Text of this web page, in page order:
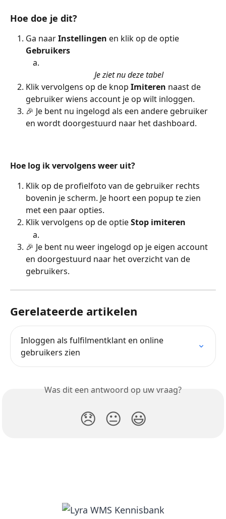
Hoe doe je dit?
Ga naar Instellingen en klik op de optie
Gebruikers
Je ziet nu deze tabel
Klik vervolgens op de knop Imiteren naast de
gebruiker wiens account je op wilt inloggen.
🎉 Je bent nu ingelogd als een andere gebruiker
en wordt doorgestuurd naar het dashboard.
Hoe log ik vervolgens weer uit?
Klik op de profielfoto van de gebruiker rechts
bovenin je scherm. Je hoort een popup te zien
met een paar opties.
Klik vervolgens op de optie Stop imiteren
🎉 Je bent nu weer ingelogd op je eigen account
en doorgestuurd naar het overzicht van de
gebruikers.
Gerelateerde artikelen
Inloggen als fulfilmentklant en online
gebruikers zien
Was dit een antwoord op uw vraag?
😞 😐 😃